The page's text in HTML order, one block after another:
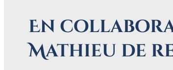
En
Mathieu de